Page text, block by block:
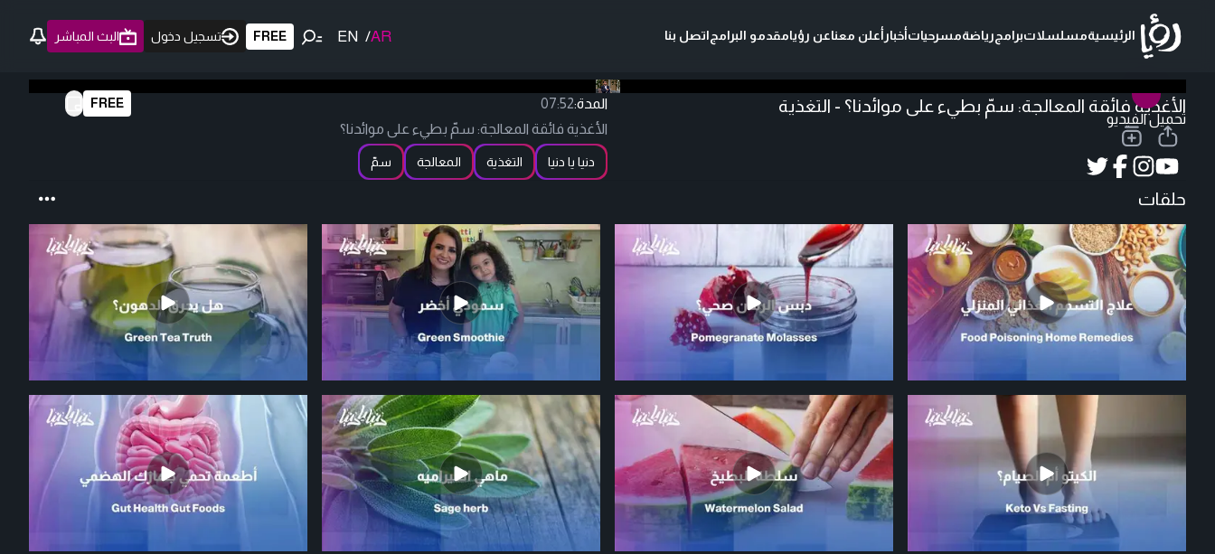
الرئيسيةمسلسلاتبرامجرياضةمسرحياتأخبارأعلن معناعن رؤيامقدمو البرامجاتصل بنا AR
/
EN
FREE تسجيل دخول البث المباشر
تحميل الفيديو
FREE الأغذية فائقة المعالجة: سمّ بطيء على موائدنا؟ - التغذية المدة:07:52
الأغذية فائقة المعالجة: سمّ بطيء على موائدنا؟
دنيا يا دنيا التغذية المعالجة سمّ
حلقات